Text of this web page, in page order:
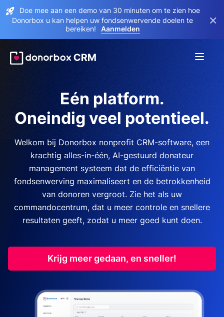
Doe mee aan een demo van 30 minuten om te zien hoe
Donorbox u kan helpen uw fondsenwervende doelen te
bereiken!
Aanmelden
×
Eén platform.
Oneindig veel potentieel.
Welkom bij Donorbox nonprofit CRM-software, een
krachtig alles-in-één, AI-gestuurd donateur
management systeem dat de efficiëntie van
fondsenwerving maximaliseert en de betrokkenheid
van donoren vergroot. Zie het als uw
commandocentrum, dat u meer controle en snellere
resultaten geeft, zodat u meer goed kunt doen.
Krijg meer gedaan, en sneller!